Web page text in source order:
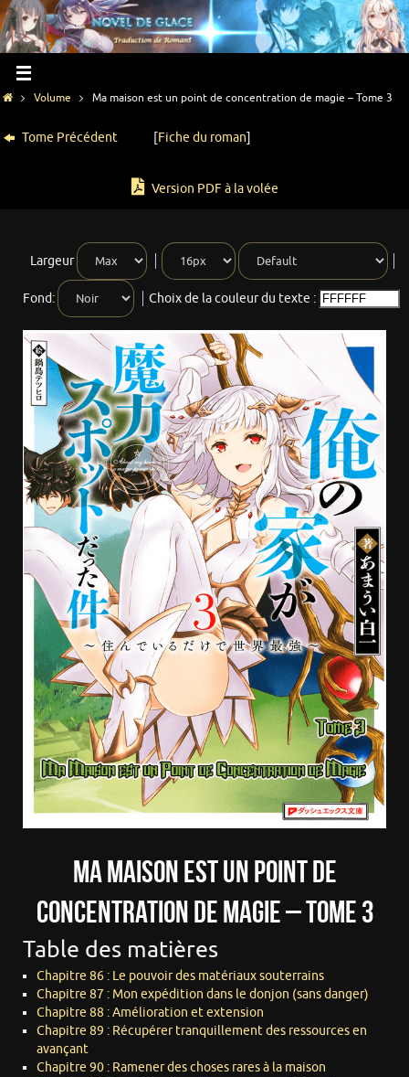
Volume Ma maison est un point de concentration de magie – Tome 3
Tome Précédent [Fiche du roman]
Version PDF à la volée
Largeur
Fond: Choix de la couleur du texte :
Ma maison est un point de
concentration de magie – Tome 3
Table des matières
Chapitre 86 : Le pouvoir des matériaux souterrains
Chapitre 87 : Mon expédition dans le donjon (sans danger)
Chapitre 88 : Amélioration et extension
Chapitre 89 : Récupérer tranquillement des ressources en
avançant
Chapitre 90 : Ramener des choses rares à la maison